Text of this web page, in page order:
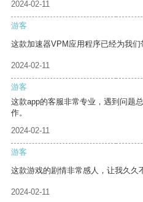
2024-02-11
游客
这款加速器VPM应用程序已经为我们
2024-02-11
游客
这款app的客服非常专业，遇到问题
作。
2024-02-11
游客
这款游戏的剧情非常感人，让我久久
2024-02-11